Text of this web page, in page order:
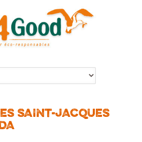
SAINT-JACQUES